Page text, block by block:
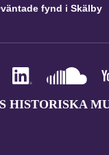
fynd i Skälby
HISTORISKA